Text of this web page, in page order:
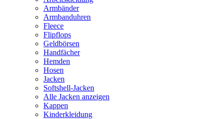
Armbänder
Armbanduhren
Fleece
Flipflops
Geldbörsen
Handfächer
Hemden
Hosen
Jacken
Softshell-Jacken
Alle Jacken anzeigen
Kappen
Kinderkleidung